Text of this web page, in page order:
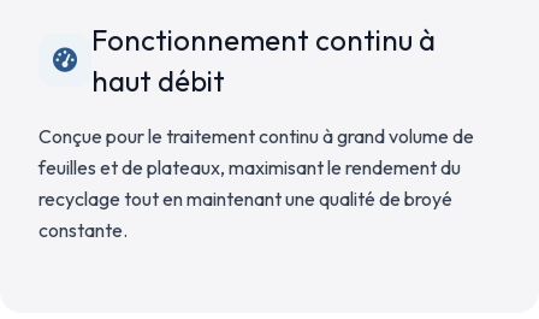
Fonctionnement continu à
haut débit
Conçue pour le traitement continu à grand volume de
feuilles et de plateaux, maximisant le rendement du
recyclage tout en maintenant une qualité de broyé
constante.